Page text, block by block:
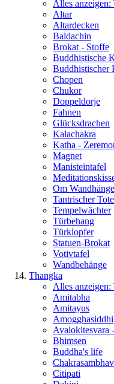
Alles
Altar
Altardecken
Baldachin
Brokat - Stoffe
Buddhistische
Buddhistischer
Chopen
Chukor
Doppeldorje
Fahnen
Glücksdrachen
Kalachakra
Katha -
Magnet
Manisteintafel
Om
Tantrischer
Tempelwächter
Türbehang
Türklopfer
Statuen-Brokat
Votivtafel
Wandbehänge
Thangka
Alles anzeigen:
Amitabha
Amitayus
Amogghasiddhi
Avalokitesvara
Bhimsen
Buddha's life
Citipati